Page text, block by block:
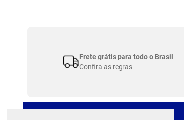
Frete grátis para todo o Brasil
Confira as regras